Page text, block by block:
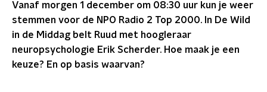
Vanaf morgen 1 december om 08:30 uur kun je weer
stemmen voor de NPO Radio 2 Top 2000. In De Wild
in de Middag belt Ruud met hoogleraar
neuropsychologie Erik Scherder. Hoe maak je een
keuze? En op basis waarvan?